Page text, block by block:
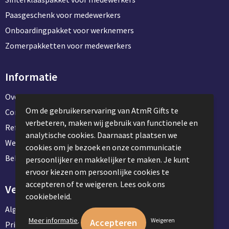
USB-Sticks
Telefoon & laptop accessoires
Duurzame home & living
Keukenaccessoires
Woonaccessoires
Wijnaccessoires
Lunchboxen
Nekwarmers
Handschoenen
Bidons
Tacx Bidons
Glazen flessen
Glazen drinkflessen
Glazen tafelwater flessen
Fietstassen
Overige tassen
Canvas tassen
Papieren tassen
Picknick tassen
Overige rug tassen & draag Tassen
Diverse horloges
Klokken
Snacks & zoutjes
Chips & Nootjes
Energy
Druiven suikers
Energy repen
Sleutelhangers
Metalen sleutelhangers
PVC sleutelhangers
Opener sleutelhangers
Vilt sleutelhangers
Anti stress sleutelhangers
Lunchboxen
Oordopjes
Zonnebrillen
Veiligheid
Veiligheidshesjes
EHBO sets
Reflecterende artikelen
Gereedschap
Paasgeschenk voor medewerkers
Onboardingpakket voor werknemers
Zomerpakketten voor medewerkers
Informatie
Over ons
Contact en klantenservice
Referentie projecten
Werken & stage bij AtmR Gifts
Bekijk kantoorbenodigdheden
Veilig winkelen
Algemene voorwaarden
Privacyverklaring
Om de gebruikerservaring van AtmR Gifts te
verbeteren, maken wij gebruik van functionele en
analytische cookies. Daarnaast plaatsen we
cookies om je bezoek en onze communicatie
persoonlijker en makkelijker te maken. Je kunt
ervoor kiezen om persoonlijke cookies te
accepteren of te weigeren. Lees ook ons
cookiebeleid.
Meer informatie. Weigeren